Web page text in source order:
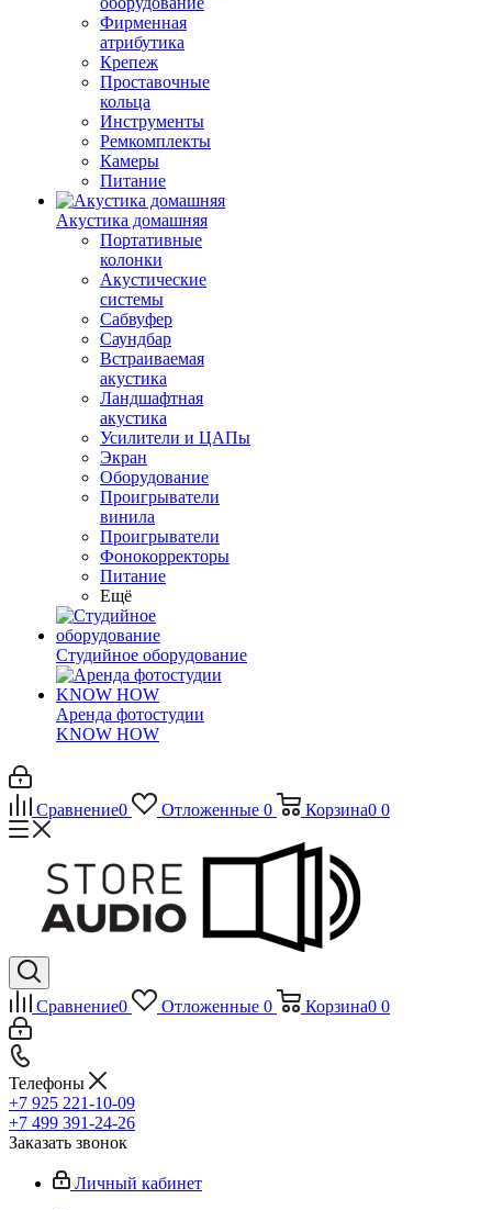
Фирменная
атрибутика
Крепеж
Проставочные
кольца
Инструменты
Ремкомплекты
Камеры
Питание
Акустика домашняя
Портативные
колонки
Акустические
системы
Сабвуфер
Саундбар
Встраиваемая
акустика
Ландшафтная
акустика
Усилители и ЦАПы
Экран
Оборудование
Проигрыватели
винила
Проигрыватели
Фонокорректоры
Питание
Ещё
Студийное оборудование
Аренда фотостудии
KNOW HOW
Сравнение0 Отложенные 0 Корзина0 0
Сравнение0 Отложенные 0 Корзина0 0
Телефоны
+7 925 221-10-09
+7 499 391-24-26
Заказать звонок
Личный кабинет